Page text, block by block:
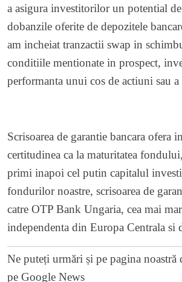
a asigura investitorilor un potential de
dobanzile oferite de depozitele
am incheiat tranzactii swap in
conditiile mentionate in prospect,
performanta unui cos de actiuni sau
Scrisoarea de garantie bancara ofera
certitudinea ca la maturitatea
primi inapoi cel putin capitalul
fondurilor noastre, scrisoarea de
catre OTP Bank Ungaria, cea mai
independenta din Europa Centrala si
Ne puteți urmări și pe pagina noastră
pe Google News